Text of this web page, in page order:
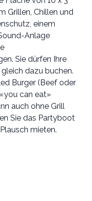
Grillen, Chillen und
einem
Anlage
Sie dürfen Ihre
dazu buchen.
Burger (Beef oder
can eat»
auch ohne Grill
Sie das Partyboot
mieten.